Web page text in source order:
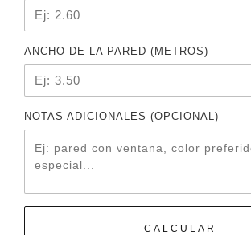
ANCHO DE LA PARED (METROS)
NOTAS ADICIONALES (OPCIONAL)
CALCULAR